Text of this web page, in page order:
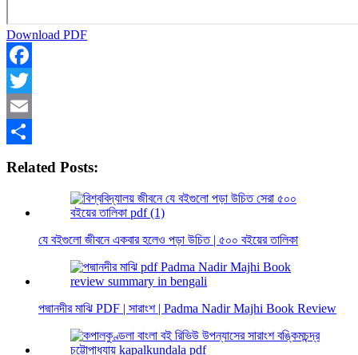
Download PDF
Facebook
Twitter
Email
Related Posts:
যে বইগুলো জীবনে একবার হলেও পড়া উচিত | ৫০০ বইয়ের তালিকা
পদ্মানদীর মাঝি PDF | সারাংশ | Padma Nadir Majhi Book Review